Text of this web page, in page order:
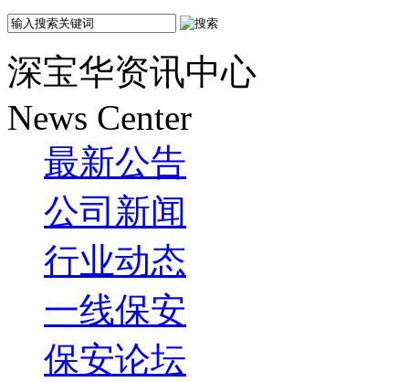
深宝华资讯中心
News Center
最新公告
公司新闻
行业动态
一线保安
保安论坛